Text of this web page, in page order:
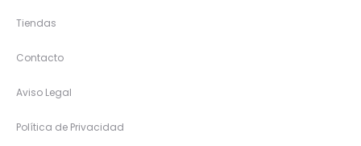
Tiendas
Contacto
Aviso Legal
Política de Privacidad